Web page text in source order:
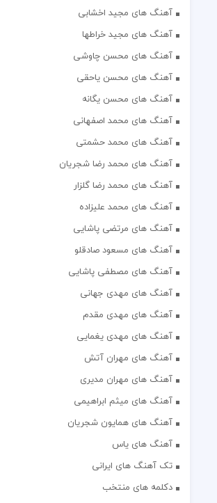
آهنگ های مجید اخشابی
آهنگ های مجید خراطها
آهنگ های محسن چاوشی
آهنگ های محسن یاحقی
آهنگ های محسن یگانه
آهنگ های محمد اصفهانی
آهنگ های محمد حشمتی
آهنگ های محمد رضا شجریان
آهنگ های محمد رضا گلزار
آهنگ های محمد علیزاده
آهنگ های مرتضی پاشایی
آهنگ های مسعود صادقلو
آهنگ های مصطفی پاشایی
آهنگ های مهدی جهانی
آهنگ های مهدی مقدم
آهنگ های مهدی یغمایی
آهنگ های مهران آتش
آهنگ های مهران مدیری
آهنگ های میثم ابراهیمی
آهنگ های همایون شجریان
آهنگ های یاس
تک آهنگ های ایرانی
دکلمه های منتخب